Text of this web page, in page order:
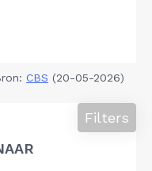
CBS (20-05-2026)
Filters